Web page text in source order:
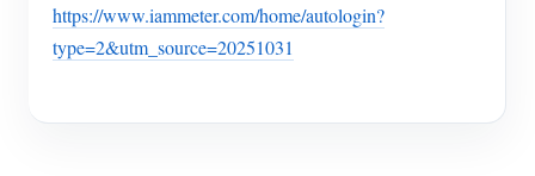
https://www.iammeter.com/home/autologin?
type=2&utm_source=20251031